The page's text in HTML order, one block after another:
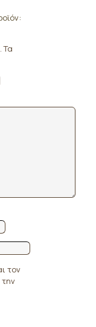
Τα
τον